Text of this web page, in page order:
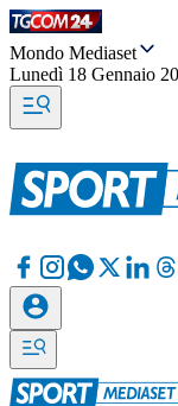
Mondo Mediaset
Lunedì 18 Gennaio